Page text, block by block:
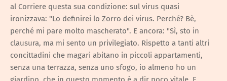
al Corriere questa sua condizione: sul virus quasi
ironizzava: "Lo definirei lo Zorro dei virus. Perché? Bè,
perché mi pare molto mascherato". E ancora: "Sì, sto in
clausura, ma mi sento un privilegiato. Rispetto a tanti altri
concittadini che magari abitano in piccoli appartamenti,
senza una terrazza, senza uno sfogo, io almeno ho un